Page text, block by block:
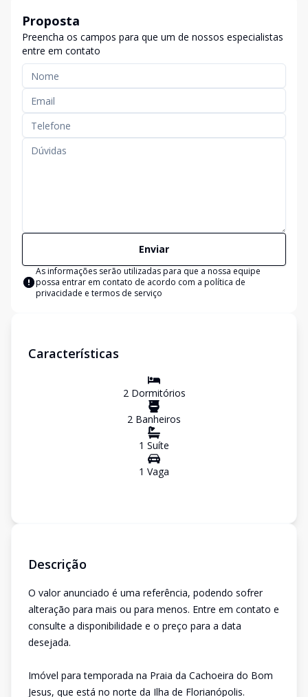
Proposta
Preencha os campos para que um de nossos especialistas
entre em contato
Enviar
As informações serão utilizadas para que a nossa equipe
possa entrar em contato de acordo com a política de
privacidade e termos de serviço
Características
2Dormitórios
2 Banheiros
1 Suíte
1 Vaga
Descrição
O valor anunciado é uma referência, podendo sofrer
alteração para mais ou para menos. Entre em contato e
consulte a disponibilidade e o preço para a data
desejada.
Imóvel para temporada na Praia da Cachoeira do Bom
Jesus, que está no norte da Ilha de Florianópolis.